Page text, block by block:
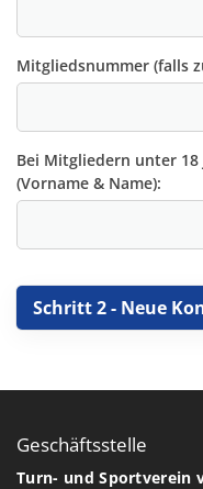
Mitgliedsnummer (falls
Bei Mitgliedern unter
(Vorname & Name):
Geschäftsstelle
Turn- und Sportverein